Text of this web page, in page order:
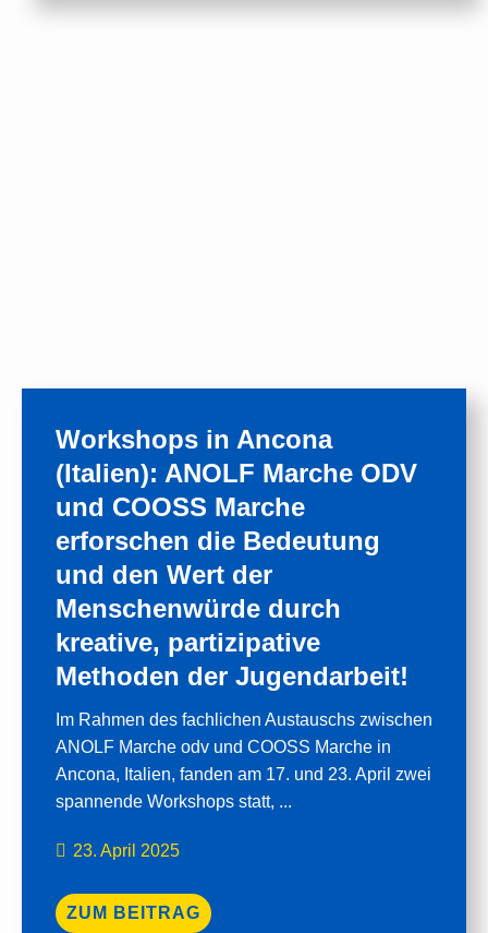
Workshops in Ancona
(Italien): ANOLF Marche ODV
und COOSS Marche
erforschen die Bedeutung
und den Wert der
Menschenwürde durch
kreative, partizipative
Methoden der Jugendarbeit!
Im Rahmen des fachlichen Austauschs zwischen
ANOLF Marche odv und COOSS Marche in
Ancona, Italien, fanden am 17. und 23. April zwei
spannende Workshops statt, ...
23. April 2025
ZUM BEITRAG